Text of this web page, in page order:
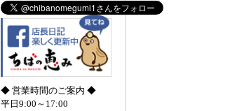
◆ 営業時間のご案内 ◆
平日9:00～17:00